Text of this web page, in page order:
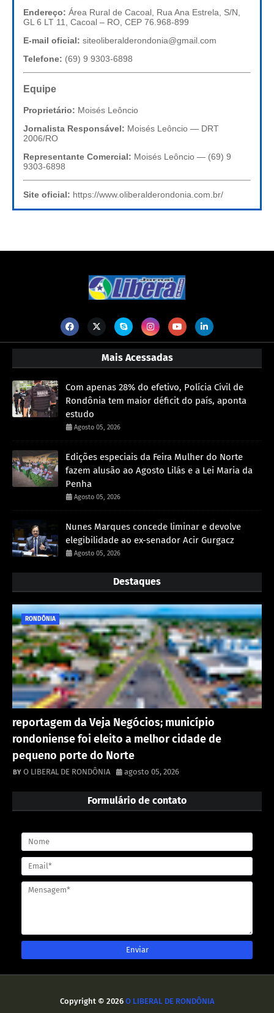
Endereço: Área Rural de Cacoal, Rua Ana Estrela, S/N,
GL 6 LT 11, Cacoal – RO, CEP 76.968-899
E-mail oficial: siteoliberalderondonia@gmail.com
Telefone: (69) 9 9303-6898
Equipe
Proprietário: Moisés Leôncio
Jornalista Responsável: Moisés Leôncio — DRT
2006/RO
Representante Comercial: Moisés Leôncio — (69) 9
9303-6898
Site oficial: https://www.oliberalderondonia.com.br/
Mais Acessadas
Com apenas 28% do efetivo, Polícia Civil de
Rondônia tem maior déficit do país, aponta
estudo
Agosto 05, 2026
Edições especiais da Feira Mulher do Norte
fazem alusão ao Agosto Lilás e a Lei Maria da
Penha
Agosto 05, 2026
Nunes Marques concede liminar e devolve
elegibilidade ao ex-senador Acir Gurgacz
Agosto 05, 2026
Destaques
RONDÔNIA
reportagem da Veja Negócios; município
rondoniense foi eleito a melhor cidade de
pequeno porte do Norte
O LIBERAL DE RONDÔNIA agosto 05, 2026
Formulário de contato
Copyright © 2026 O LIBERAL DE RONDÔNIA